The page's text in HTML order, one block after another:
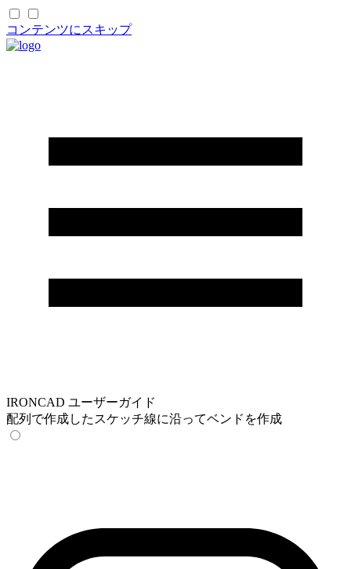
コンテンツにスキップ
IRONCAD ユーザーガイド
配列で作成したスケッチ線に沿ってベンドを作成